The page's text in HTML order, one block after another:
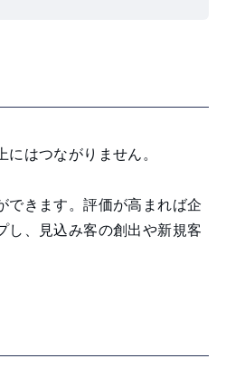
はつながりません。
できます。評価が高まれば企
し、見込み客の創出や新規客